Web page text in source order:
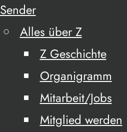
Sender
Alles über Z
Z Geschichte
Organigramm
Mitarbeit/Jobs
Mitglied werden